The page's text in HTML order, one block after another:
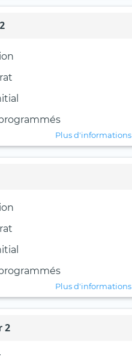
Plus d'informations
Plus d'informations
2